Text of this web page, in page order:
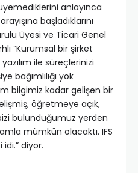
anlayınca
başladıklarını
Üyesi ve Ticari Genel
“Kurumsal bir şirket
ile süreçlerinizi
bağımlılığı yok
bilgimiz kadar gelişen bir
öğretmeye açık,
bulunduğumuz yerden
mümkün olacaktı. IFS
diyor.